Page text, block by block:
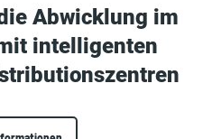
Abwicklung im
intelligenten